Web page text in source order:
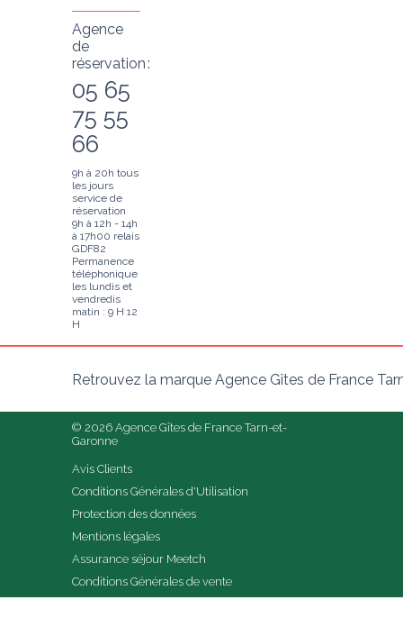
Agence
de
réservation :
05 65
75 55
66
9h à 20h tous
les jours
service de
réservation
9h à 12h - 14h
à 17h00 relais
GDF82
Permanence
téléphonique
les lundis et
vendredis
matin : 9 H 12
H
Retrouvez la marque Agence Gîtes de France
© 2026 Agence Gîtes de France Tarn-et-
Garonne
Avis Clients
Conditions Générales d'Utilisation
Protection des données
Mentions légales
Assurance séjour Meetch
Conditions Générales de vente